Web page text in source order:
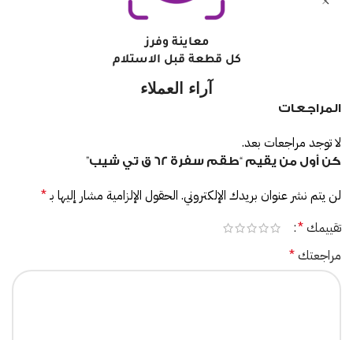
معاينة وفرز
كل قطعة قبل الاستلام
آراء العملاء
المراجعات
لا توجد مراجعات بعد.
كن أول من يقيم “طقم سفرة 62 ق تي شيب”
لن يتم نشر عنوان بريدك الإلكتروني. الحقول الإلزامية مشار إليها بـ*
تقييمك*
مراجعتك*